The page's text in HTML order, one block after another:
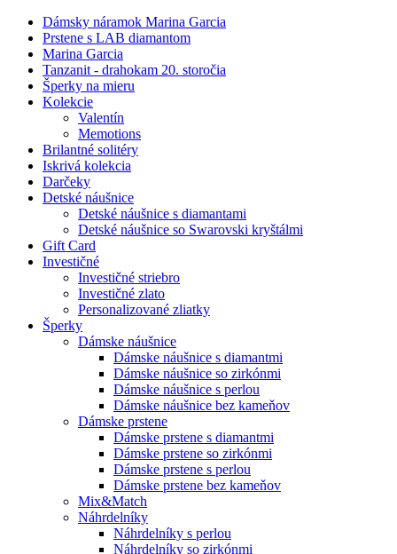
Dámsky náramok Marina Garcia
Prstene s LAB diamantom
Marina Garcia
Tanzanit - drahokam 20. storočia
Šperky na mieru
Kolekcie
Valentín
Memotions
Brilantné solitéry
Iskrivá kolekcia
Darčeky
Detské náušnice
Detské náušnice s diamantami
Detské náušnice so Swarovski kryštálmi
Gift Card
Investičné
Investičné striebro
Investičné zlato
Personalizované zliatky
Šperky
Dámske náušnice
Dámske náušnice s diamantmi
Dámske náušnice so zirkónmi
Dámske náušnice s perlou
Dámske náušnice bez kameňov
Dámske prstene
Dámske prstene s diamantmi
Dámske prstene so zirkónmi
Dámske prstene s perlou
Dámske prstene bez kameňov
Mix&Match
Náhrdelníky
Náhrdelníky s perlou
Náhrdelníky so zirkónmi